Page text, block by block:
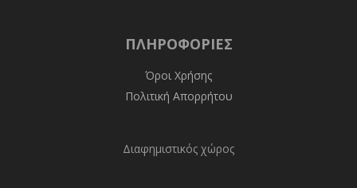
ΠΛΗΡΟΦΟΡΊΕΣ
Όροι Χρήσης
Πολιτική Απορρήτου
Διαφημιστικός χώρος